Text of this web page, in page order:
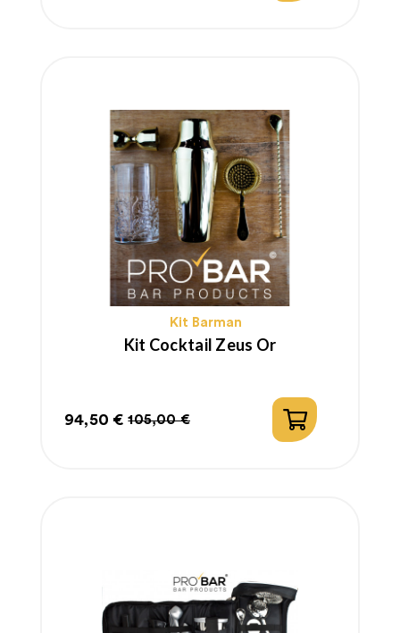
Kit Barman
Kit Cocktail Zeus Or
Prix
94,50 €
Prix
105,00 €